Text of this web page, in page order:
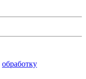
обработку